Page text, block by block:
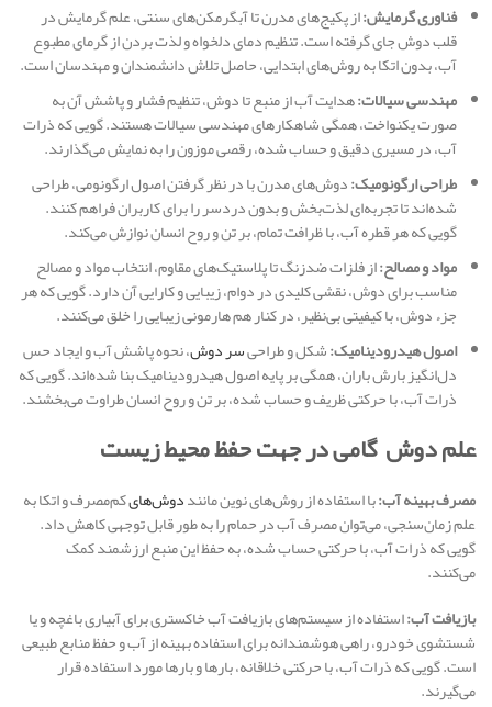
فناوری گرمایش:از پکیج‌های مدرن تا آبگرمکن‌های سنتی، علم گرمایش در
قلب دوش جای گرفته است. تنظیم دمای دلخواه و لذت بردن از گرمای مطبوع
آب، بدون اتکا به روش‌های ابتدایی، حاصل تلاش دانشمندان و مهندسان است.
مهندسی سیالات:هدایت آب از منبع تا دوش، تنظیم فشار و پاشش آن به
صورت یکنواخت، همگی شاهکارهای مهندسی سیالات هستند. گویی که ذرات
آب، در مسیری دقیق و حساب شده، رقصی موزون را به نمایش می‌گذارند.
طراحی ارگونومیک:دوش‌های مدرن با در نظر گرفتن اصول ارگونومی، طراحی
شده‌اند تا تجربه‌ای لذت‌بخش و بدون دردسر را برای کاربران فراهم کنند.
گویی که هر قطره آب، با ظرافت تمام، بر تن و روح انسان نوازش می‌کند.
مواد و مصالح:از فلزات ضدزنگ تا پلاستیک‌های مقاوم، انتخاب مواد و مصالح
مناسب برای دوش، نقشی کلیدی در دوام، زیبایی و کارایی آن دارد. گویی که هر
جزء دوش، با کیفیتی بی‌نظیر، در کنار هم هارمونی زیبایی را خلق می‌کنند.
اصول هیدرودینامیک:شکل و طراحیسر دوش، نحوه پاشش آب و ایجاد حس
دل‌انگیز بارش باران، همگی بر پایه اصول هیدرودینامیک بنا شده‌اند. گویی که
ذرات آب، با حرکتی ظریف و حساب شده، بر تن و روح انسان طراوت می‌بخشند.
علم دوش گامی در جهت حفظ محیط زیست
مصرف بهینه آب:با استفاده از روش‌های نوین ماننددوش‌هایکم‌مصرف و اتکا به
علم زمان‌سنجی، می‌توان مصرف آب در حمام را به طور قابل توجهی کاهش داد.
گویی که ذرات آب، با حرکتی حساب شده، به حفظ این منبع ارزشمند کمک
می‌کنند.
بازیافت آب:استفاده از سیستم‌های بازیافت آب خاکستری برای آبیاری باغچه و یا
شستشوی خودرو، راهی هوشمندانه برای استفاده بهینه از آب و حفظ منابع طبیعی
است. گویی که ذرات آب، با حرکتی خلاقانه، بارها و بارها مورد استفاده قرار
می‌گیرند.